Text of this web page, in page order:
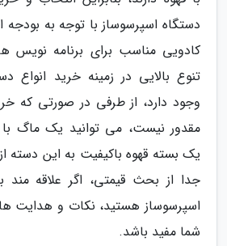
دستگاه اسپرسوساز با توجه به بودجه
کادویی مناسب برای برنامه نویس
تنوع بالایی در زمینه خرید انواع
وجود دارد، از طرفی در صورتی که
مقدور نیست، می توانید یک ماگ با
یک بسته قهوه باکیفیت به این دسته از
جدا از بحث قیمتی، اگر علاقه مند
اسپرسوساز هستید، نکات و هدایت
شما مفید باشد.